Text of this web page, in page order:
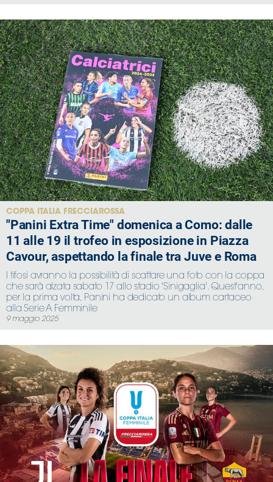
COPPA ITALIA FRECCIAROSSA
"Panini Extra Time" domenica a Como: dalle
11 alle 19 il trofeo in esposizione in Piazza
Cavour, aspettando la finale tra Juve e Roma
I tifosi avranno la possibilità di scattare una foto con la coppa
che sarà alzata sabato 17 allo stadio 'Sinigaglia'. Quest'anno,
per la prima volta, Panini ha dedicato un album cartaceo
alla Serie A Femminile
9 maggio 2025